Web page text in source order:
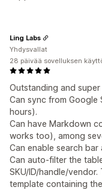
Outstanding and
Can sync from Google
hours).
Can have Markdown
works too), among
Can enable search
Can auto-filter the
SKU/ID/handle/vendor.
template containing
Ling Labs
Yhdysvallat
28 päivää sovelluksen